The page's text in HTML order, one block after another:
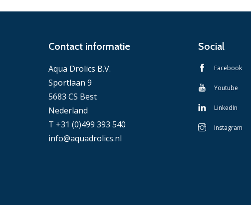
Contact informatie
Aqua Drolics B.V.
Sportlaan 9
5683 CS Best
Nederland
T +31 (0)499 393 540
info@aquadrolics.nl
Social
Facebook
Youtube
LinkedIn
Instagram